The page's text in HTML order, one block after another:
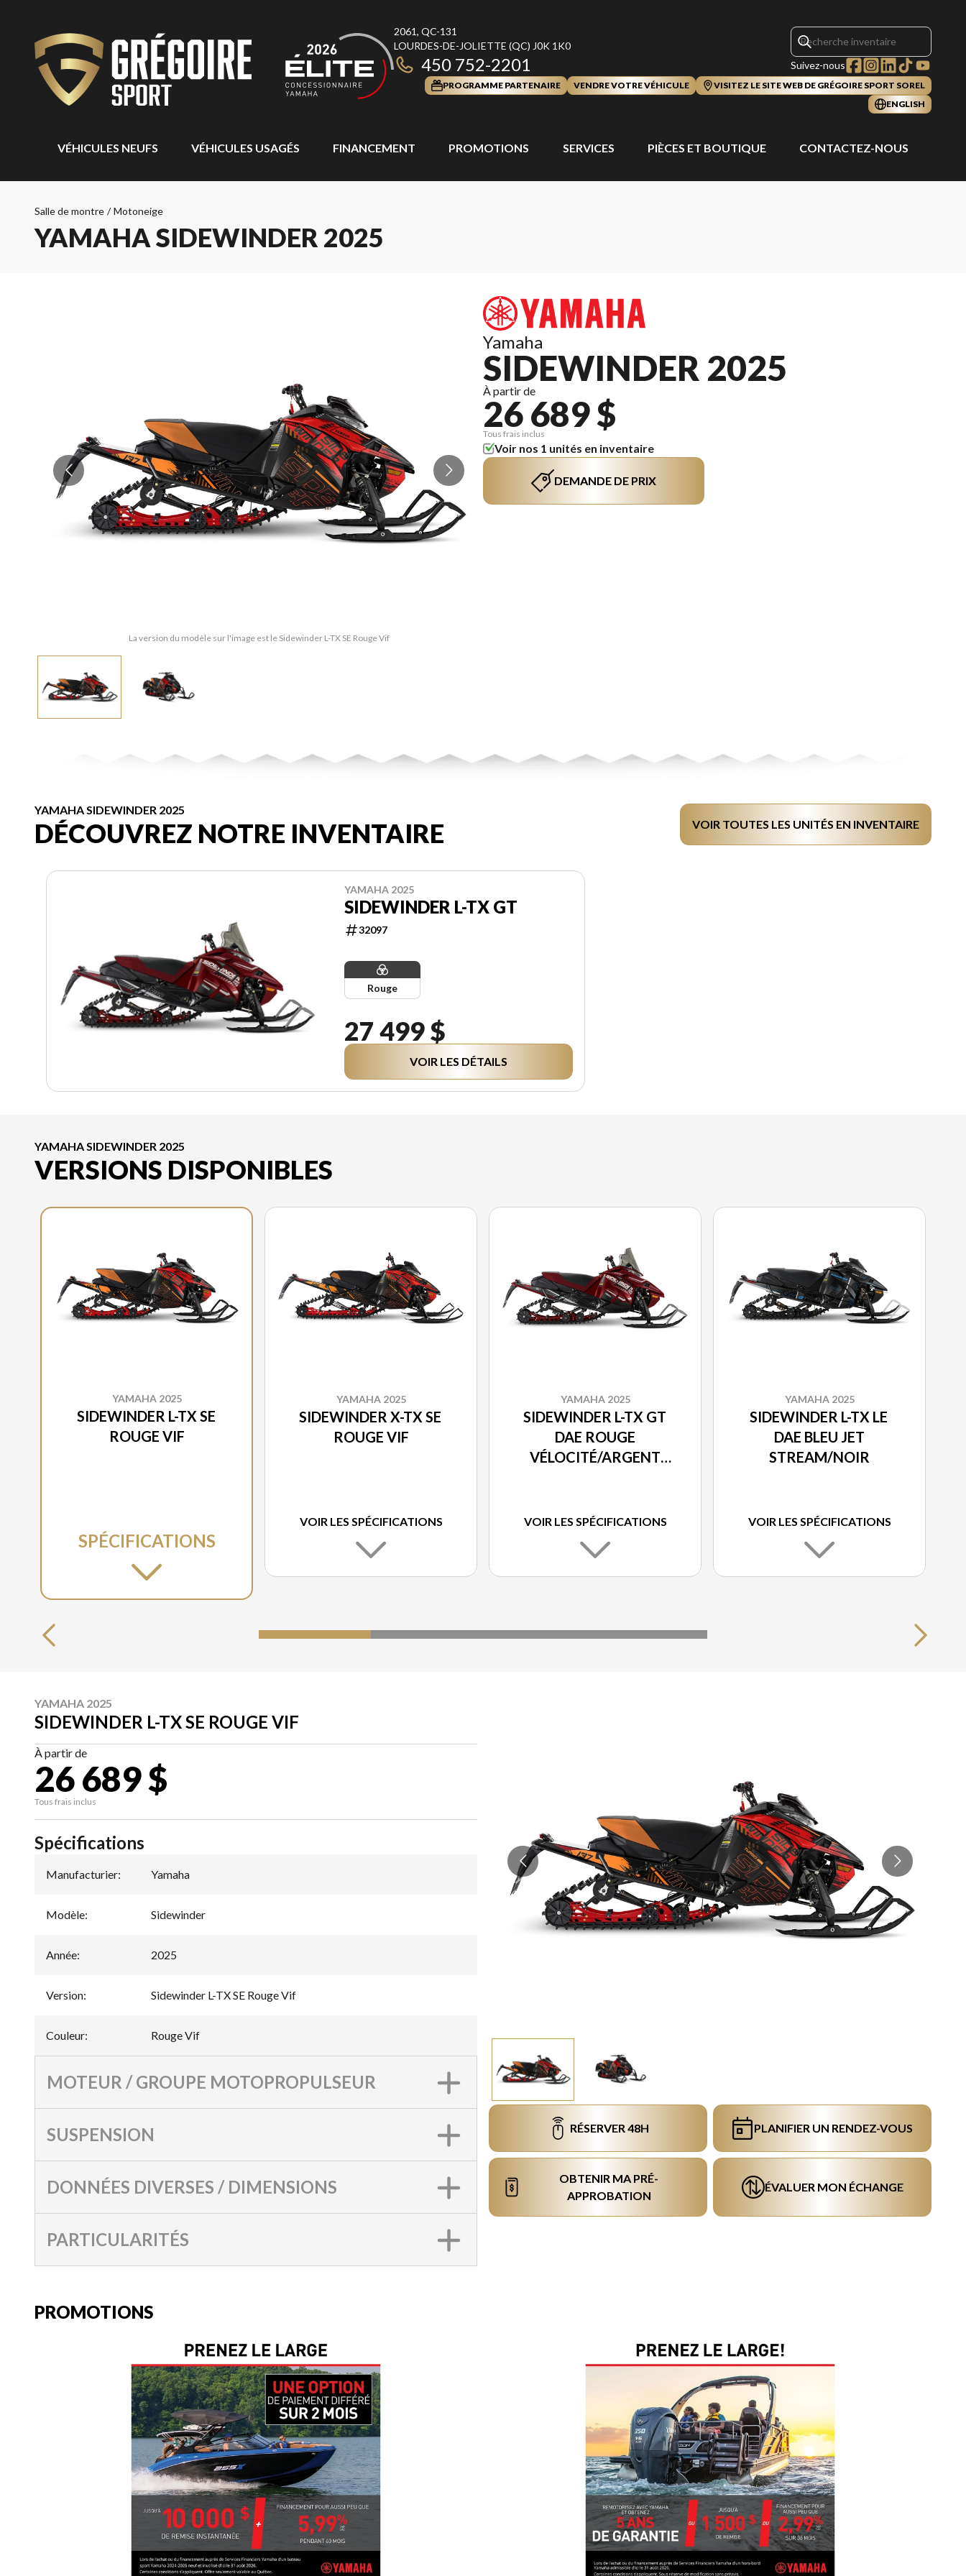
2061, QC-131
LOURDES-DE-JOLIETTE (QC) J0K 1K0
450 752-2201 Suivez-nous
PROGRAMME PARTENAIRE VENDRE VOTRE VÉHICULE
VISITEZ LE SITE WEB DE GRÉGOIRE SPORT SOREL
ENGLISH
VÉHICULES NEUFS VÉHICULES USAGÉS FINANCEMENT PROMOTIONS SERVICES PIÈCES ET BOUTIQUE CONTACTEZ-NOUS
Salle de montre / Motoneige
YAMAHA SIDEWINDER 2025
La version du modèle sur l'image est le Sidewinder L-TX SE Rouge Vif
Yamaha
SIDEWINDER 2025
À partir de
26 689 $
Tous frais inclus
Voir nos 1 unités en inventaire
DEMANDE DE PRIX
YAMAHA SIDEWINDER 2025
DÉCOUVREZ NOTRE INVENTAIRE VOIR TOUTES LES UNITÉS EN INVENTAIRE
YAMAHA 2025
SIDEWINDER L-TX GT
32097
Rouge
27 499 $
VOIR LES DÉTAILS
YAMAHA SIDEWINDER 2025
VERSIONS DISPONIBLES
YAMAHA 2025
SIDEWINDER L-TX SE
ROUGE VIF
SPÉCIFICATIONS
YAMAHA 2025
SIDEWINDER X-TX SE
ROUGE VIF
VOIR LES SPÉCIFICATIONS
YAMAHA 2025
SIDEWINDER L-TX GT
DAE ROUGE
VÉLOCITÉ/ARGENT
VOIR LES SPÉCIFICATIONS
YAMAHA 2025
SIDEWINDER L-TX LE
DAE BLEU JET
STREAM/NOIR
VOIR LES SPÉCIFICATIONS
YAMAHA 2025
SIDEWINDER L-TX SE ROUGE VIF
À partir de
26 689 $
Tous frais inclus
RÉSERVER 48H PLANIFIER UN RENDEZ-VOUS
OBTENIR MA PRÉ-
APPROBATION
ÉVALUER MON ÉCHANGE
Spécifications
Manufacturier: Yamaha
Modèle: Sidewinder
Année: 2025
Version: Sidewinder L-TX SE Rouge Vif
Couleur: Rouge Vif
MOTEUR / GROUPE MOTOPROPULSEUR
SUSPENSION
DONNÉES DIVERSES / DIMENSIONS
PARTICULARITÉS
PROMOTIONS